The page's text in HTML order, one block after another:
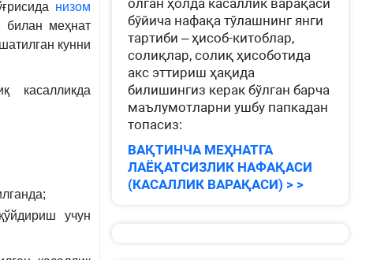
низом
билан меҳнат
кунни
касалликда
учун
олган ҳолда касаллик варақаси
бўйича нафақа тўлашнинг янги
тартиби – ҳисоб-китоблар,
солиқлар, солиқ ҳисоботида
акс эттириш ҳақида
билишингиз керак бўлган барча
маълумотларни ушбу папкадан
топасиз:
ВАҚТИНЧА МЕҲНАТГА
ЛАЁҚАТСИЗЛИК НАФАҚАСИ
(КАСАЛЛИК ВАРАҚАСИ) > >